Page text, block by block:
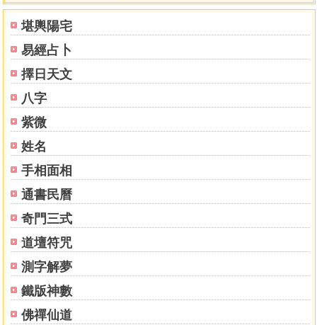
堪輿陽宅
易經占卜
擇日天文
八字
紫微
姓名
手相面相
通書民曆
奇門三式
道壇符咒
測字解夢
鐵版神數
佛禪仙道